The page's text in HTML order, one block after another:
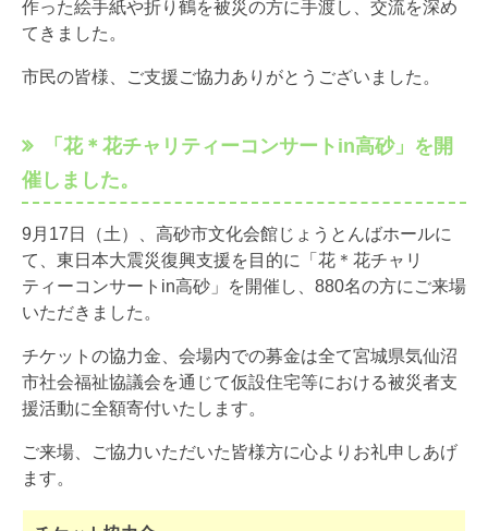
作った絵手紙や折り鶴を被災の方に手渡し、交流を深め
てきました。
市民の皆様、ご支援ご協力ありがとうございました。
「花＊花チャリティーコンサートin高砂」を開
催しました。
9月17日（土）、高砂市文化会館じょうとんばホールに
て、東日本大震災復興支援を目的に「花＊花チャリ
ティーコンサートin高砂」を開催し、880名の方にご来場
いただきました。
チケットの協力金、会場内での募金は全て宮城県気仙沼
市社会福祉協議会を通じて仮設住宅等における被災者支
援活動に全額寄付いたします。
ご来場、ご協力いただいた皆様方に心よりお礼申しあげ
ます。